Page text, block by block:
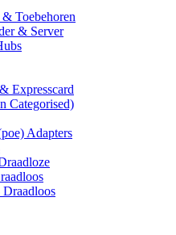
Toebehoren
& Server
Expresscard
Categorised)
Adapters